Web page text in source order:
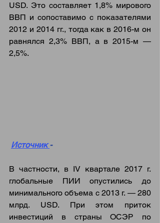
USD. Это составляет 1,8% мирового
ВВП и сопоставимо с показателями
2012 и 2014 гг., тогда как в 2016-м он
равнялся 2,3% ВВП, а в 2015-м —
2,5%.
Источник -
В частности, в IV квартале 2017 г.
глобальные ПИИ опустились до
минимального объема с 2013 г. — 280
млрд. USD. При этом приток
инвестиций в страны ОСЭР по